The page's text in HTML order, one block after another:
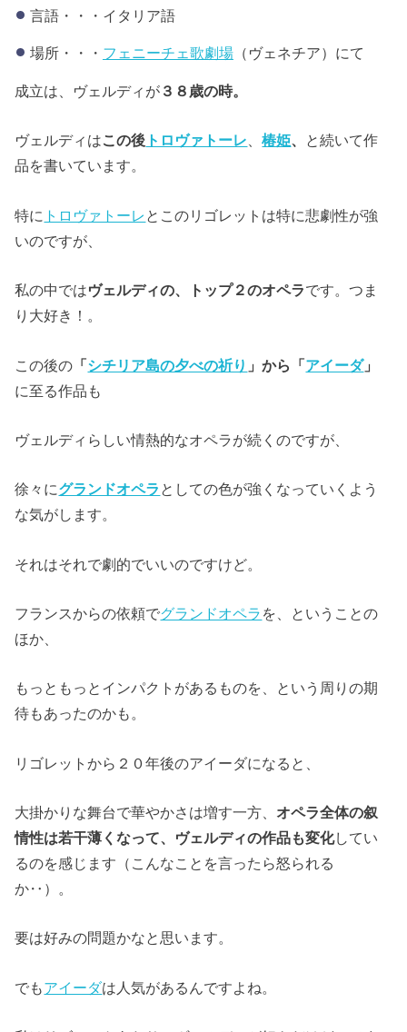
言語・・・イタリア語
場所・・・ フェニーチェ歌劇場（ヴェネチア）にて
成立は、ヴェルディが ３８歳の時。
ヴェルディはこの後 トロヴァトーレ 、椿姫、 と続いて作
品を書いています。
特に トロヴァトーレ とこのリゴレットは特に悲劇性が強
いのですが、
私の中ではヴェルディの、トップ２のオペラです。つま
り大好き！。
この後の 「シチリア島の夕べの祈り 」から「アイーダ」
に至る作品も
ヴェルディらしい情熱的なオペラが続くのですが、
徐々にグランドオペラ としての色が強くなっていくよう
な気がします。
それはそれで劇的でいいのですけど。
フランスからの依頼でグランドオペラ を、ということの
ほか、
もっともっとインパクトがあるものを、という周りの期
待もあったのかも。
リゴレットから２０年後のアイーダになると、
大掛かりな舞台で華やかさは増す一方、 オペラ全体の叙
情性は若干薄くなって、ヴェルディの作品も変化してい
るのを感じます（こんなことを言ったら怒られる
か‥）。
要は好みの問題かなと思います。
でもアイーダは人気があるんですよね。